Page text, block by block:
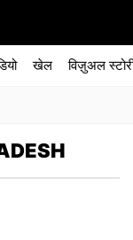
खेल विज़ुअल